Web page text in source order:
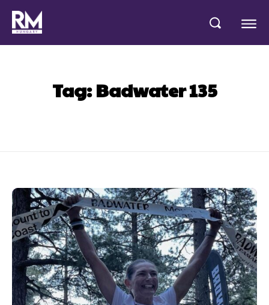
Tag:Badwater 135